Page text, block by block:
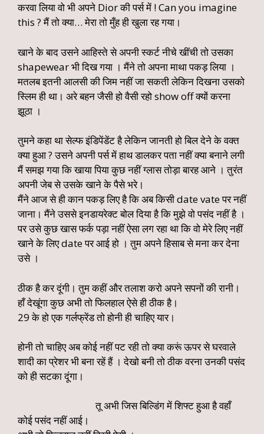
करवा लिया वो भी अपने Dior की पर्स में ! Can you imagine
this ? मैं तो क्या… मेरा तो मुँह ही खुला रह गया।
खाने के बाद उसने आहिस्ते से अपनी स्कर्ट नीचे खींची तो उसका
shapewear भी दिख गया । मैंने तो अपना माथा पकड़ लिया ।
मतलब इतनी आलसी की जिम नहीं जा सकती लेकिन दिखना उसको
स्लिम ही था। अरे बहन जैसी हो वैसी रहो show off क्यों करना
झूठा ।
तुमने कहा था सेल्फ इंडिपेंडेंट है लेकिन जानती हो बिल देने के वक्त
क्या हुआ ? उसने अपनी पर्स में हाथ डालकर पता नहीं क्या बनाने लगी
मैं समझ गया कि खाया पिया कुछ नहीं ग्लास तोड़ा बारह आने । तुरंत
अपनी जेब से उसके खाने के पैसे भरे।
मैंने आज से ही कान पकड़ लिए है कि अब किसी date vate पर नहीं
जाना। मैंने उससे इनडायरेक्ट बोल दिया है कि मुझे वो पसंद नहीं है ।
पर उसे कुछ खास फर्क पड़ा नहीं ऐसा लग रहा था कि वो मेरे लिए नहीं
खाने के लिए date पर आई हो । तुम अपने हिसाब से मना कर देना
उसे ।
ठीक है कर दूंगी। तुम कहीं और तलाश करो अपने सपनों की रानी।
हाँ देखूंगा कुछ अभी तो फिलहाल ऐसे ही ठीक है।
29 के हो एक गर्लफ्रेंड तो होनी ही चाहिए यार।
होनी तो चाहिए अब कोई नहीं पट रही तो क्या करूं ऊपर से घरवाले
शादी का प्रेशर भी बना रहें हैं । देखो बनी तो ठीक वरना उनकी पसंद
को ही सटका दूंगा।
तू अभी जिस बिल्डिंग में शिफ्ट हुआ है वहाँ
कोई पसंद नहीं आई।